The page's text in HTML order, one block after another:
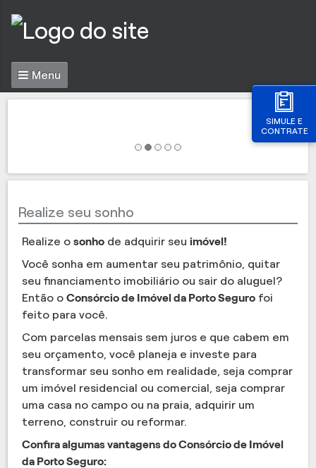
SIMULE E
CONTRATE
Menu
Realize seu sonho
Realize osonho de adquirir seuimóvel!
Você sonha em aumentar seu patrimônio, quitar
seu financiamento imobiliário ou sair do aluguel?
Então oConsórcio de Imóvel da Porto Seguro foi
feito para você.
Com parcelas mensais sem juros e que cabem em
seu orçamento, você planeja e investe para
transformar seu sonho em realidade, seja comprar
um imóvel residencial ou comercial, seja comprar
uma casa no campo ou na praia, adquirir um
terreno, construir ou reformar.
Confira algumas vantagens do Consórcio de Imóvel
da Porto Seguro: